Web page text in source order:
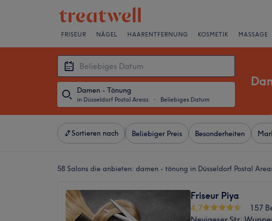
FRISEUR NÄGEL HAARENTFERNUNG KOSMETIK MASSAGE
Damen - Tönung
in Düsseldorf Postal Areas ・ Beliebiges Datum
Sortieren nach Beliebiger Preis Besonderheiten
58 Salons die anbieten: damen - tönung in Düsseldorf Postal
Friseur Piya
4,7
157